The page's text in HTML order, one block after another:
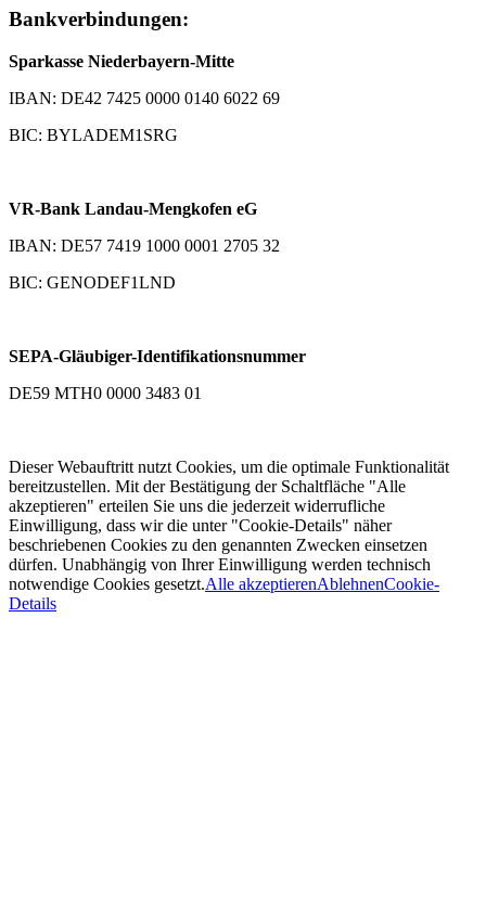
Bankverbindungen:
Sparkasse Niederbayern-Mitte
IBAN: DE42 7425 0000 0140 6022 69
BIC: BYLADEM1SRG
VR-Bank Landau-Mengkofen eG
IBAN: DE57 7419 1000 0001 2705 32
BIC: GENODEF1LND
SEPA-Gläubiger-Identifikationsnummer
DE59 MTH0 0000 3483 01
Dieser Webauftritt nutzt Cookies, um die optimale Funktionalität
bereitzustellen. Mit der Bestätigung der Schaltfläche "Alle
akzeptieren" erteilen Sie uns die jederzeit widerrufliche
Einwilligung, dass wir die unter "Cookie-Details" näher
beschriebenen Cookies zu den genannten Zwecken einsetzen
dürfen. Unabhängig von Ihrer Einwilligung werden technisch
notwendige Cookies gesetzt.Alle akzeptierenAblehnenCookie-
Details